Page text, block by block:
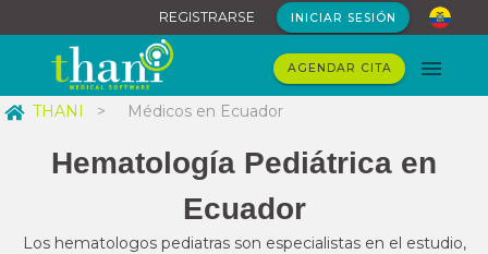
REGISTRARSE INICIAR SESIÓN
AGENDAR CITA
THANI > Médicos en Ecuador
Hematología Pediátrica en
Ecuador
Los hematologos pediatras son especialistas en el estudio,